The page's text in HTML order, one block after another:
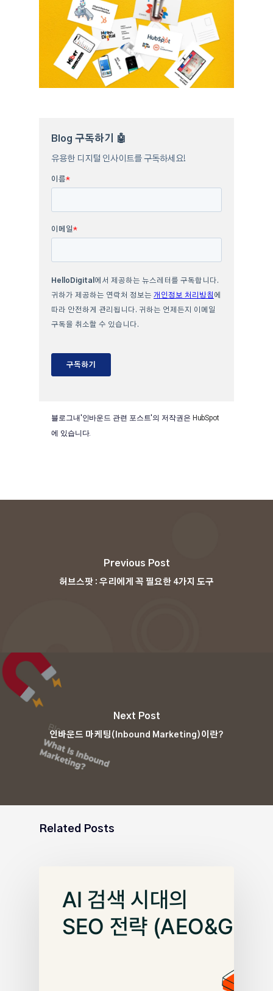
블로그내'인바운드 관련 포스트'의 저작권은 HubSpot
에 있습니다.
Previous Post
허브스팟 : 우리에게 꼭 필요한 4가지 도구
Next Post
인바운드 마케팅(Inbound Marketing)이란?
Related Posts